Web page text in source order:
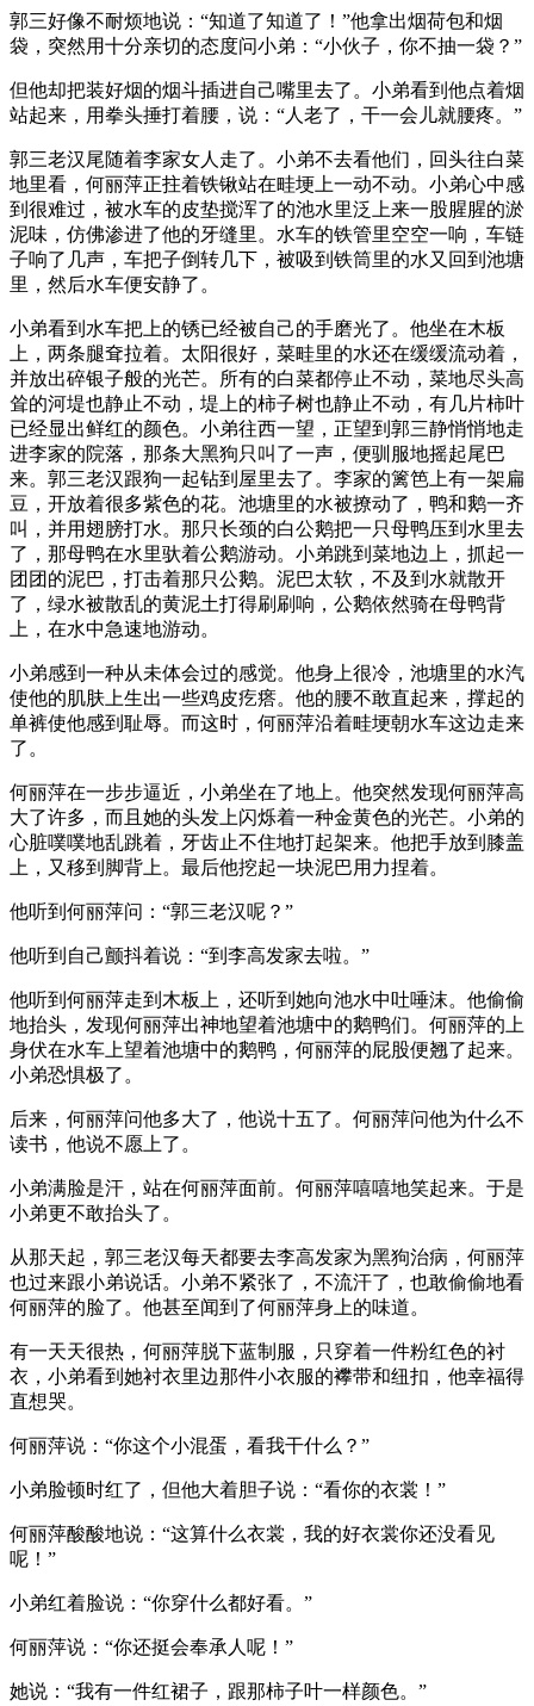
郭三好像不耐烦地说：“知道了知道了！”他拿出烟荷包和烟
袋，突然用十分亲切的态度问小弟：“小伙子，你不抽一袋？”
但他却把装好烟的烟斗插进自己嘴里去了。小弟看到他点着烟
站起来，用拳头捶打着腰，说：“人老了，干一会儿就腰疼。”
郭三老汉尾随着李家女人走了。小弟不去看他们，回头往白菜
地里看，何丽萍正拄着铁锹站在畦埂上一动不动。小弟心中感
到很难过，被水车的皮垫搅浑了的池水里泛上来一股腥腥的淤
泥味，仿佛渗进了他的牙缝里。水车的铁管里空空一响，车链
子响了几声，车把子倒转几下，被吸到铁筒里的水又回到池塘
里，然后水车便安静了。
小弟看到水车把上的锈已经被自己的手磨光了。他坐在木板
上，两条腿耷拉着。太阳很好，菜畦里的水还在缓缓流动着，
并放出碎银子般的光芒。所有的白菜都停止不动，菜地尽头高
耸的河堤也静止不动，堤上的柿子树也静止不动，有几片柿叶
已经显出鲜红的颜色。小弟往西一望，正望到郭三静悄悄地走
进李家的院落，那条大黑狗只叫了一声，便驯服地摇起尾巴
来。郭三老汉跟狗一起钻到屋里去了。李家的篱笆上有一架扁
豆，开放着很多紫色的花。池塘里的水被撩动了，鸭和鹅一齐
叫，并用翅膀打水。那只长颈的白公鹅把一只母鸭压到水里去
了，那母鸭在水里驮着公鹅游动。小弟跳到菜地边上，抓起一
团团的泥巴，打击着那只公鹅。泥巴太软，不及到水就散开
了，绿水被散乱的黄泥土打得刷刷响，公鹅依然骑在母鸭背
上，在水中急速地游动。
小弟感到一种从未体会过的感觉。他身上很冷，池塘里的水汽
使他的肌肤上生出一些鸡皮疙瘩。他的腰不敢直起来，撑起的
单裤使他感到耻辱。而这时，何丽萍沿着畦埂朝水车这边走来
了。
何丽萍在一步步逼近，小弟坐在了地上。他突然发现何丽萍高
大了许多，而且她的头发上闪烁着一种金黄色的光芒。小弟的
心脏噗噗地乱跳着，牙齿止不住地打起架来。他把手放到膝盖
上，又移到脚背上。最后他挖起一块泥巴用力捏着。
他听到何丽萍问：“郭三老汉呢？”
他听到自己颤抖着说：“到李高发家去啦。”
他听到何丽萍走到木板上，还听到她向池水中吐唾沫。他偷偷
地抬头，发现何丽萍出神地望着池塘中的鹅鸭们。何丽萍的上
身伏在水车上望着池塘中的鹅鸭，何丽萍的屁股便翘了起来。
小弟恐惧极了。
后来，何丽萍问他多大了，他说十五了。何丽萍问他为什么不
读书，他说不愿上了。
小弟满脸是汗，站在何丽萍面前。何丽萍嘻嘻地笑起来。于是
小弟更不敢抬头了。
从那天起，郭三老汉每天都要去李高发家为黑狗治病，何丽萍
也过来跟小弟说话。小弟不紧张了，不流汗了，也敢偷偷地看
何丽萍的脸了。他甚至闻到了何丽萍身上的味道。
有一天天很热，何丽萍脱下蓝制服，只穿着一件粉红色的衬
衣，小弟看到她衬衣里边那件小衣服的襻带和纽扣，他幸福得
直想哭。
何丽萍说：“你这个小混蛋，看我干什么？”
小弟脸顿时红了，但他大着胆子说：“看你的衣裳！”
何丽萍酸酸地说：“这算什么衣裳，我的好衣裳你还没看见
呢！”
小弟红着脸说：“你穿什么都好看。”
何丽萍说：“你还挺会奉承人呢！”
她说：“我有一件红裙子，跟那柿子叶一样颜色。”